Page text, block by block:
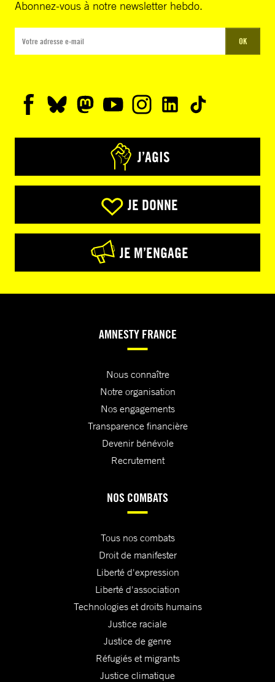
Abonnez-vous à notre newsletter hebdo.
OK
J’AGIS
JE DONNE
JE M’ENGAGE
AMNESTY FRANCE
Nous connaître
Notre organisation
Nos engagements
Transparence financière
Devenir bénévole
Recrutement
NOS COMBATS
Tous nos combats
Droit de manifester
Liberté d'expression
Liberté d'association
Technologies et droits humains
Justice raciale
Justice de genre
Réfugiés et migrants
Justice climatique